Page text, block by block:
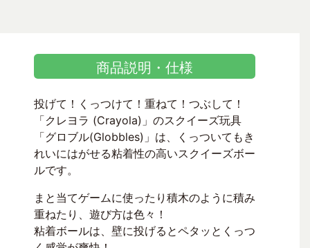
商品説明・仕様
投げて！くっつけて！重ねて！つぶして！
「クレヨラ (Crayola)」のスクイーズ玩具
「グロブル(Globbles)」は、くっついてもき
れいにはがせる粘着性の高いスクイーズボー
ルです。
まと当てゲームに使ったり積木のように積み
重ねたり、遊び方は色々！
粘着ボールは、壁に投げるとペタッとくっつ